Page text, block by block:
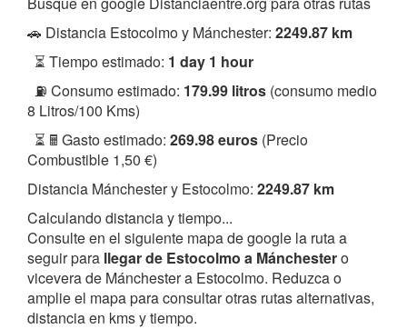
🚗 Distancia Estocolmo y Mánchester: 2249.87 km
⏳ Tiempo estimado: 1 day 1 hour
⛽ Consumo estimado: 179.99 litros (consumo medio
8 Litros/100 Kms)
⏳ 🖩 Gasto estimado: 269.98 euros (Precio
Combustible 1,50 €)
Distancia Mánchester y Estocolmo: 2249.87 km
Calculando distancia y tiempo...
Consulte en el siguiente mapa de google la ruta a
seguir para llegar de Estocolmo a Mánchestero
vicevera de Mánchester a Estocolmo. Reduzca o
amplie el mapa para consultar otras rutas alternativas,
distancia en kms y tiempo.